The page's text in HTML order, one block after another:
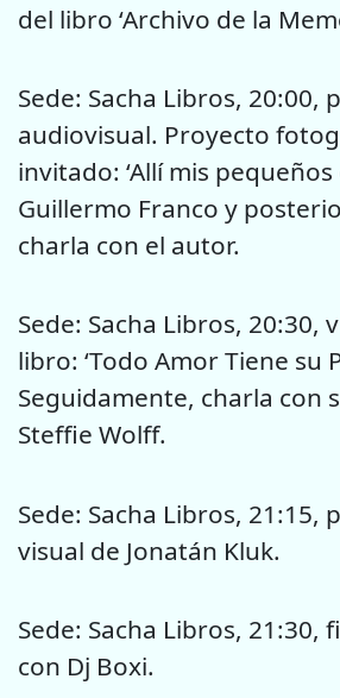
del libro ‘Archivo de la
Sede: Sacha Libros, 20:00,
audiovisual. Proyecto
invitado: ‘Allí mis pequeños
Guillermo Franco y
charla con el autor.
Sede: Sacha Libros, 20:30,
libro: ‘Todo Amor Tiene su
Seguidamente, charla con
Steffie Wolff.
Sede: Sacha Libros, 21:15,
visual de Jonatán Kluk.
Sede: Sacha Libros, 21:30,
con Dj Boxi.